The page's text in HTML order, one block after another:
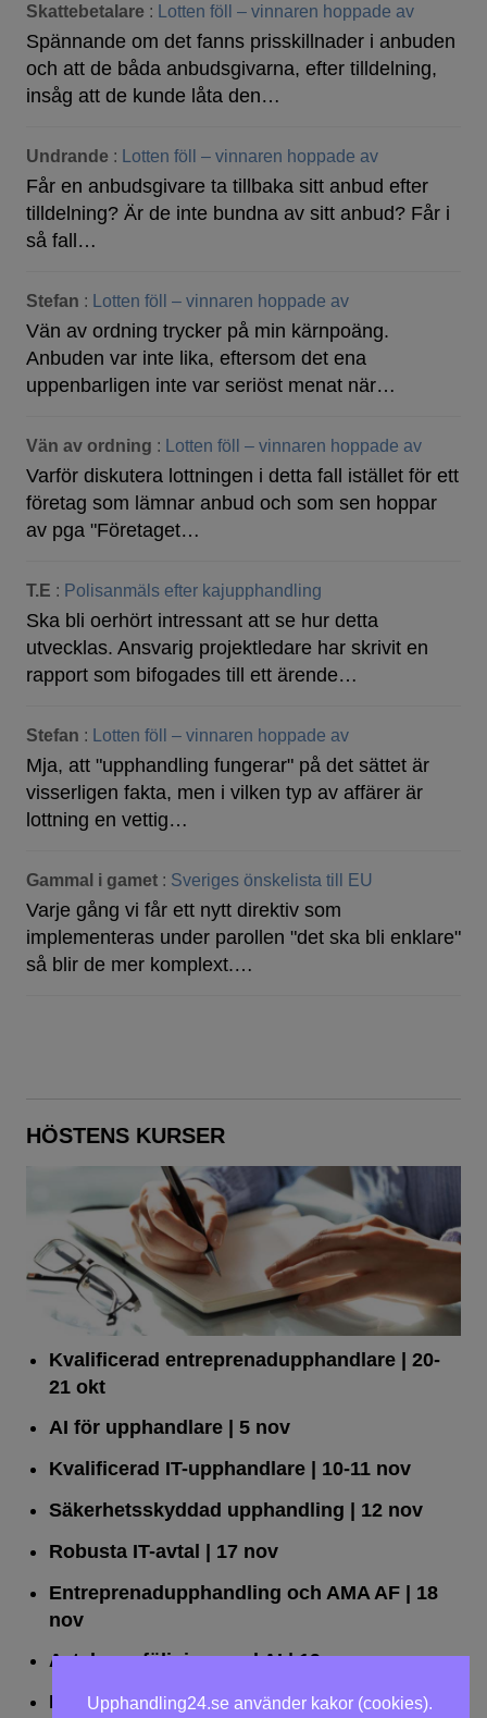
Skattebetalare : Lotten föll – vinnaren hoppade av
Spännande om det fanns prisskillnader i anbuden
och att de båda anbudsgivarna, efter tilldelning,
insåg att de kunde låta den…
Undrande : Lotten föll – vinnaren hoppade av
Får en anbudsgivare ta tillbaka sitt anbud efter
tilldelning? Är de inte bundna av sitt anbud? Får i
så fall…
Stefan : Lotten föll – vinnaren hoppade av
Vän av ordning trycker på min kärnpoäng.
Anbuden var inte lika, eftersom det ena
uppenbarligen inte var seriöst menat när…
Vän av ordning : Lotten föll – vinnaren hoppade av
Varför diskutera lottningen i detta fall istället för ett
företag som lämnar anbud och som sen hoppar
av pga "Företaget…
T.E : Polisanmäls efter kajupphandling
Ska bli oerhört intressant att se hur detta
utvecklas. Ansvarig projektledare har skrivit en
rapport som bifogades till ett ärende…
Stefan : Lotten föll – vinnaren hoppade av
Mja, att "upphandling fungerar" på det sättet är
visserligen fakta, men i vilken typ av affärer är
lottning en vettig…
Gammal i gamet : Sveriges önskelista till EU
Varje gång vi får ett nytt direktiv som
implementeras under parollen "det ska bli enklare"
så blir de mer komplext.…
HÖSTENS KURSER
Kvalificerad entreprenad­upphandlare | 20-
21 okt
AI för upphandlare| 5 nov
Kvalificerad IT-upphandlare| 10-11 nov
Säkerhetsskyddad upphandling | 12 nov
Robusta IT-avtal | 17 nov
Entreprenadupphandling och AMA AF| 18
nov
Avtalsuppföljning med AI| 19 nov
Leda upphandlingar effektivt| 25 nov
Upphandling24.se använder kakor (cookies).